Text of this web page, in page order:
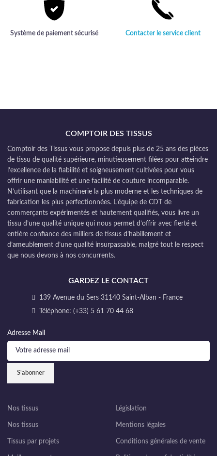
Système de paiement sécurisé Contacter le service client
COMPTOIR DES TISSUS
Comptoir des Tissus vous propose depuis plus de 25 ans des pièces
de tissu de qualité supérieure, minutieusement filées pour atteindre
l’excellence de la fiabilité et soigneusement cultivées pour vous
offrir une maniabilité et une facilité de couture incomparable.
N’utilisant que la machinerie la plus moderne et les techniques de
fabrication les plus perfectionnées. L’équipe de CDT de
commerçants expérimentés et hautement qualifiés, vous livre un
tissu d’une qualité unique qui nous permet d’offrir avec fierté et
entière confiance des milliers de tissus d’habillement et
d’ameublement d’une qualité insurpassable, malgré tout le respect
que nous devons à nos concurrents.
GARDEZ LE CONTACT
139 Avenue du Sers 31140 Saint-Alban - France
Téléphone: (+33) 5 61 70 44 68
Adresse Mail
Nos tissus
Nos tissus
Tissus par projets
Législation
Mentions légales
Conditions générales de vente